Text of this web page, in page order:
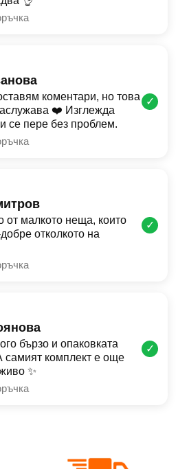
коментари, но това
❤️ Изглежда
се пере без проблем.
✓
от малкото неща, които
отколкото на
✓
бързо и опаковката
самият комплект е още
✨
✓